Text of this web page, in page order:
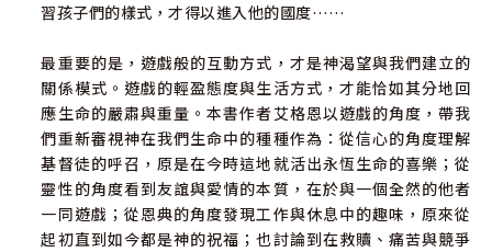
習孩子們的樣式，才得以進入他的國度……
最重要的是，遊戲般的互動方式，才是神渴望與我們建立的
關係模式。遊戲的輕盈態度與生活方式，才能恰如其分地回
應生命的嚴肅與重量。本書作者艾格恩以遊戲的角度，帶我
們重新審視神在我們生命中的種種作為：從信心的角度理解
基督徒的呼召，原是在今時這地就活出永恆生命的喜樂；從
靈性的角度看到友誼與愛情的本質，在於與一個全然的他者
一同遊戲；從恩典的角度發現工作與休息中的趣味，原來從
起初直到如今都是神的祝福；也討論到在救贖、痛苦與競爭